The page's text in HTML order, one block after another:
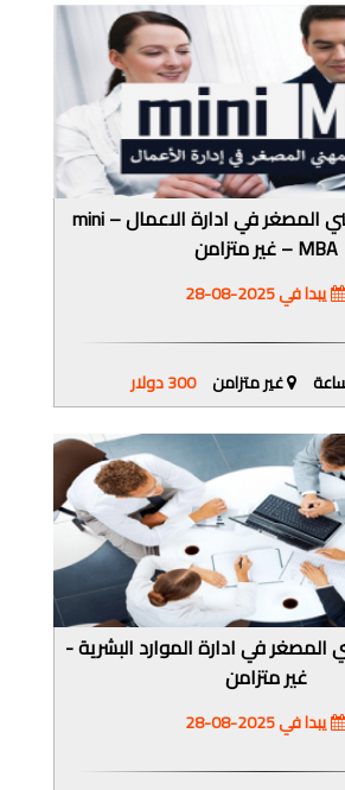
الماجستير المهني المصغر في ادارة الاعمال – mini
MBA – غير متزامن
يبدا في 2025-08-28
غير متزامن 300 دولار
المصغر في ادارة الموارد البشرية -
غير متزامن
يبدا في 2025-08-28